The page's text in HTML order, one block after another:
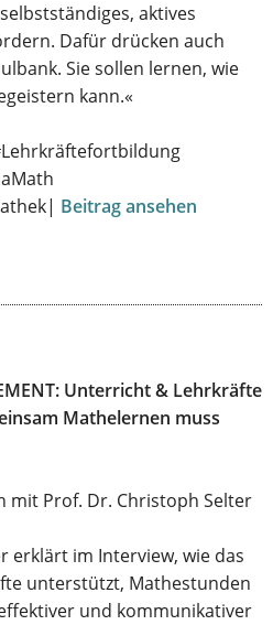
aktives
Dafür drücken auch
Sie sollen lernen, wie
kann.«
Beitrag ansehen
Unterricht & Lehrkräfte
Mathelernen muss
mit Prof. Dr. Christoph Selter
erklärt im Interview, wie das
unterstützt, Mathestunden
und kommunikativer